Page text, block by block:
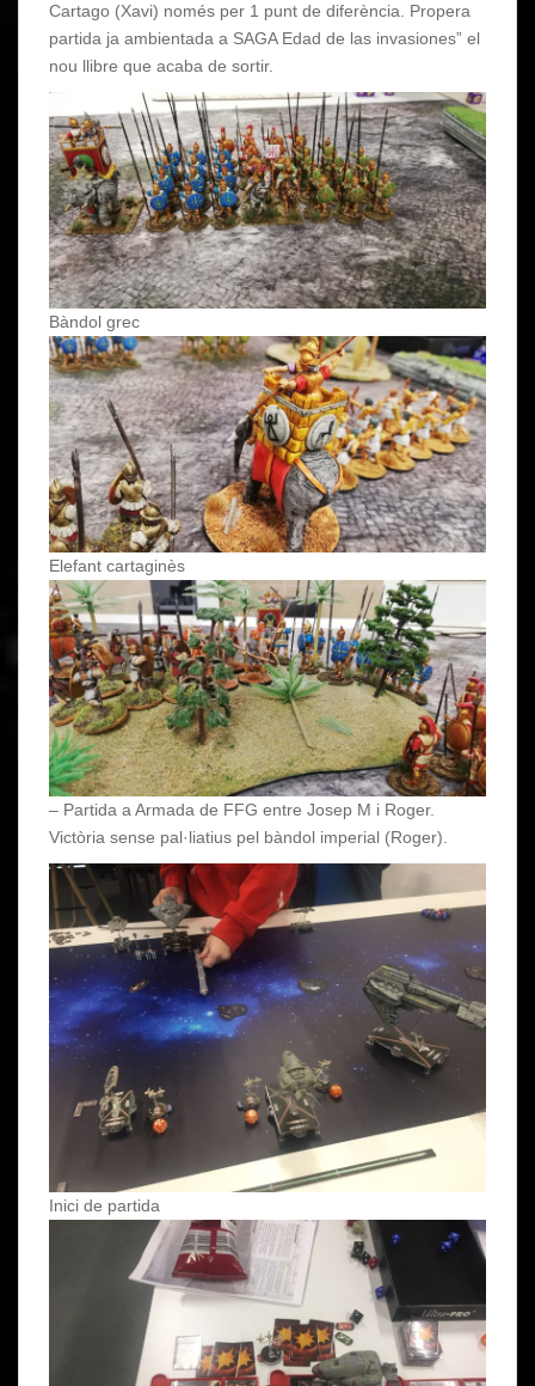
Cartago (Xavi) només per 1 punt de diferència. Propera
partida ja ambientada a SAGA Edad de las invasiones” el
nou llibre que acaba de sortir.
Bàndol grec
Elefant cartaginès
– Partida a Armada de FFG entre Josep M i Roger.
Victòria sense pal·liatius pel bàndol imperial (Roger).
Inici de partida